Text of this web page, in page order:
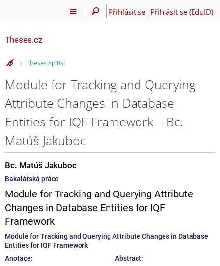
Přihlásit se Přihlásit se (EduID)
Theses.cz
>
Theses 8pl8si
Module for Tracking and Querying
Attribute Changes in Database
Entities for IQF Framework – Bc.
Matúš Jakuboc
Bc. Matúš Jakuboc
Bakalářská práce
Module for Tracking and Querying Attribute
Changes in Database Entities for IQF
Framework
Module for Tracking and Querying Attribute Changes in Database
Entities for IQF Framework
Anotace:
Abstract: